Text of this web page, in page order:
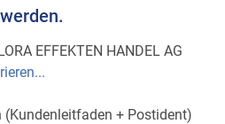
EFFEKTEN HANDEL AG
(Kundenleitfaden + Postident)